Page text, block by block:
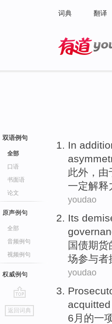
词典 翻译
双语例句
全部
口语
书面语
论文
原声例句
全部
音频例句
视频例句
权威例句
go
top
返回词典
In
此外 ， 由
一定解释
youdao
Its
国债期货
场参与者
youdao
6月 的一